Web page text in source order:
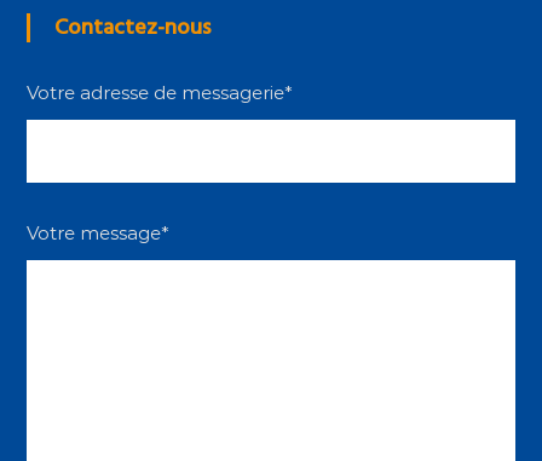
Contactez-nous
Votre adresse de messagerie*
Votre message*